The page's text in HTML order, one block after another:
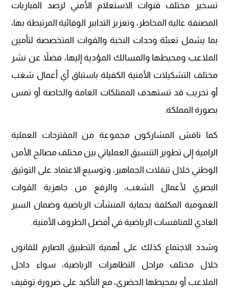
تسخير مختلف قنوات الاستعلام الأمني لرصد المباريات
المصنفة عالية المخاطر، وتعزيز التدابير الوقائية المرتبطة بها،
بما يشمل تعبئة وحدات النخبة والقوات المتخصصة لتأمين
الملاعب ومحيطها والمسالك المؤدية إليها، فضلاً عن نشر
مختلف التشكيلات الأمنية الكفيلة باستباق أي أعمال شغب
أو تخريب قد تستهدف الممتلكات العامة والخاصة أو تمس
بصورة المملكة.
كما ناقش المشاركون مجموعة من المقترحات العملية
الرامية إلى تطوير التنسيق العملياتي بين مختلف مصالح الأمن
الوطني خلال تنقلات الجماهير، وتوسيع الاعتماد على التوثيق
البصري لأعمال الشغب، والرفع من جاهزية القوات
العمومية المكلفة بحماية المنشآت الرياضية وضمان السير
العادي للمنافسات الرياضية في أفضل الظروف الأمنية.
وشدد الاجتماع كذلك على أهمية التطبيق الصارم للقانون
خلال مختلف مراحل التظاهرات الرياضية، سواء داخل
الملاعب أو بمحيطها الحضري، مع التأكيد على ضرورة توقيف